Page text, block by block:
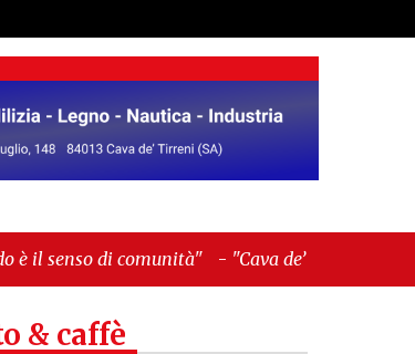
-"Cava de’ Tirreni, La Fratellanza
& caffè